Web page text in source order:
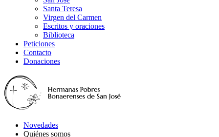
Santa Teresa
Virgen del Carmen
Escritos y oraciones
Biblioteca
Peticiones
Contacto
Donaciones
Novedades
Quiénes somos